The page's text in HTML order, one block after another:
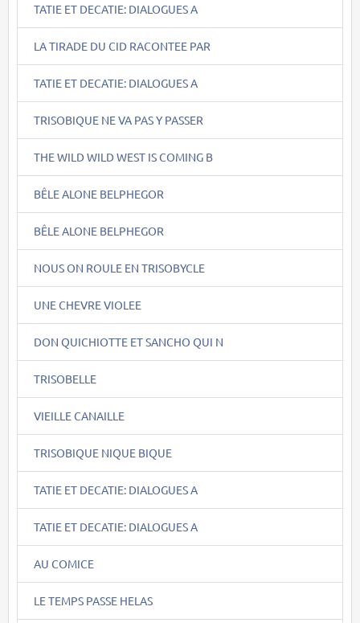
TATIE ET DECATIE: DIALOGUES A
LA TIRADE DU CID RACONTEE PAR
TATIE ET DECATIE: DIALOGUES A
TRISOBIQUE NE VA PAS Y PASSER
THE WILD WILD WEST IS COMING B
BÊLE ALONE BELPHEGOR
BÊLE ALONE BELPHEGOR
NOUS ON ROULE EN TRISOBYCLE
UNE CHEVRE VIOLEE
DON QUICHIOTTE ET SANCHO QUI N
TRISOBELLE
VIEILLE CANAILLE
TRISOBIQUE NIQUE BIQUE
TATIE ET DECATIE: DIALOGUES A
TATIE ET DECATIE: DIALOGUES A
AU COMICE
LE TEMPS PASSE HELAS